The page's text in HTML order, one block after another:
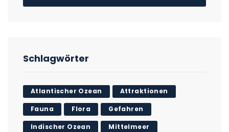
Schlagwörter
Atlantischer Ozean Attraktionen
Fauna Flora Gefahren
Indischer Ozean Mittelmeer